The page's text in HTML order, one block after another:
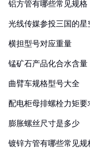
铝方管有哪些常见规格
光线传媒参投三国的星
横担型号对应重量
锰矿石产品化合水含量
曲臂车规格型号大全
配电柜母排螺栓力矩
膨胀螺丝尺寸是多少
镀锌方管有哪些常见规